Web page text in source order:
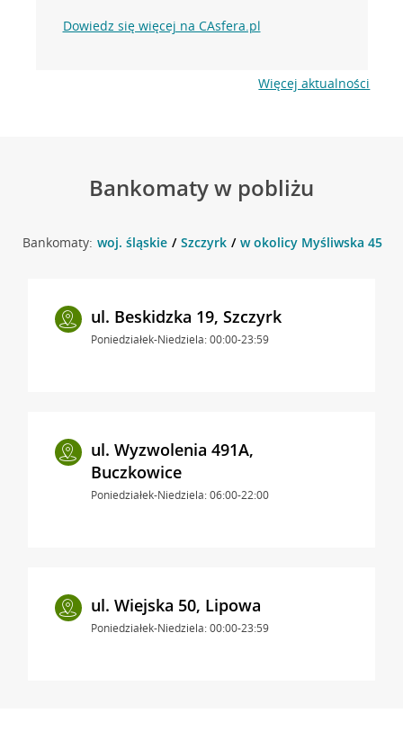
Dowiedz się więcej na CAsfera.pl
Więcej aktualności
Bankomaty w pobliżu
Bankomaty: woj. śląskie Szczyrk w okolicy Myśliwska 45 ,
ul. Beskidzka 19, Szczyrk
Poniedziałek-Niedziela: 00:00-23:59
ul. Wyzwolenia 491A,
Buczkowice
Poniedziałek-Niedziela: 06:00-22:00
ul. Wiejska 50, Lipowa
Poniedziałek-Niedziela: 00:00-23:59